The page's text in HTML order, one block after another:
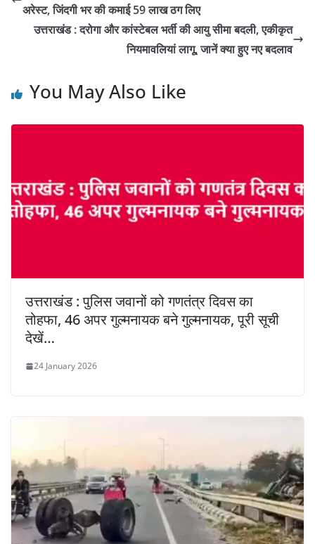
अरेस्ट, जिंदगी भर की कमाई 59 लाख ठग लिए
उत्तराखंड : दरोगा और कांस्टेबल भर्ती की आयु सीमा बदली, एकीकृत
नियमावलियां लागू, जानें क्या हुए नए बदलाव
You May Also Like
उत्तराखंड : पुलिस जवानों को गणतंत्र दिवस का
तोहफा, 46 अपर गुल्मनायक बने गुल्मनायक, पूरी सूची
देखें…
24 January 2026